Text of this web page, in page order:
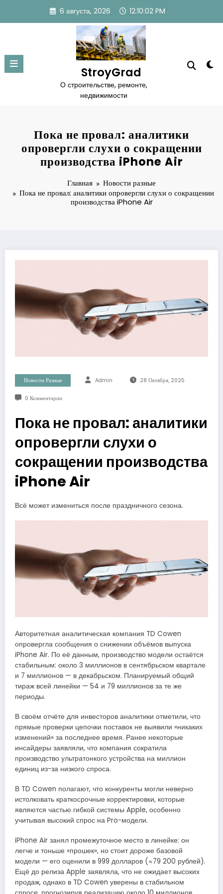
содержимому
6 августа, 2026 12:10:02 PM
StroyGrad
О строительстве, ремонте,
недвижимости
Пока не провал: аналитики
опровергли слухи о сокращении
производства iPhone Air
Главная
Новости разные
Пока не провал: аналитики опровергли слухи о сокращении
производства iPhone Air
Новости Разные Admin 28 Октября, 2025
0 Комментарии
Пока не провал: аналитики
опровергли слухи о
сокращении производства
iPhone Air
Всё может измениться после праздничного сезона.
Авторитетная аналитическая компания TD Cowen
опровергла сообщения о снижении объёмов выпуска
iPhone Air. По её данным, производство модели остаётся
стабильным: около 3 миллионов в сентябрьском квартале
и 7 миллионов — в декабрьском. Планируемый общий
тираж всей линейки — 54 и 79 миллионов за те же
периоды.
В своём отчёте для инвесторов аналитики отметили, что
прямые проверки цепочки поставок не выявили «никаких
изменений» за последнее время. Ранее некоторые
инсайдеры заявляли, что компания сократила
производство ультратонкого устройства на миллион
единиц из-за низкого спроса.
В TD Cowen полагают, что конкуренты могли неверно
истолковать краткосрочные корректировки, которые
являются частью гибкой системы Apple, особенно
учитывая высокий спрос на Pro-модели.
iPhone Air занял промежуточное место в линейке: он
легче и тоньше «прошек», но стоит дороже базовой
модели — его оценили в 999 долларов (≈79 200 рублей).
Ещё до релиза Apple заявляла, что не ожидает высоких
продаж, однако в TD Cowen уверены в стабильном